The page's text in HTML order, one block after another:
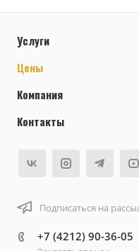
Услуги
Цены
Компания
Контакты
Подписаться на
+7 (4212) 90-36-05